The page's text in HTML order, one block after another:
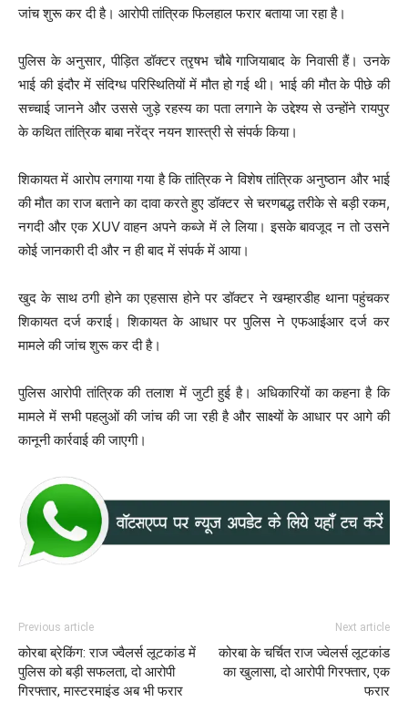
जांच शुरू कर दी है। आरोपी तांत्रिक फिलहाल फरार बताया जा रहा है।
पुलिस के अनुसार, पीड़ित डॉक्टर त्रृषभ चौबे गाजियाबाद के निवासी हैं। उनके
भाई की इंदौर में संदिग्ध परिस्थितियों में मौत हो गई थी। भाई की मौत के पीछे की
सच्चाई जानने और उससे जुड़े रहस्य का पता लगाने के उद्देश्य से उन्होंने रायपुर
के कथित तांत्रिक बाबा नरेंद्र नयन शास्त्री से संपर्क किया।
शिकायत में आरोप लगाया गया है कि तांत्रिक ने विशेष तांत्रिक अनुष्ठान और भाई
की मौत का राज बताने का दावा करते हुए डॉक्टर से चरणबद्ध तरीके से बड़ी रकम,
नगदी और एक XUV वाहन अपने कब्जे में ले लिया। इसके बावजूद न तो उसने
कोई जानकारी दी और न ही बाद में संपर्क में आया।
खुद के साथ ठगी होने का एहसास होने पर डॉक्टर ने खम्हारडीह थाना पहुंचकर
शिकायत दर्ज कराई। शिकायत के आधार पर पुलिस ने एफआईआर दर्ज कर
मामले की जांच शुरू कर दी है।
पुलिस आरोपी तांत्रिक की तलाश में जुटी हुई है। अधिकारियों का कहना है कि
मामले में सभी पहलुओं की जांच की जा रही है और साक्ष्यों के आधार पर आगे की
कानूनी कार्रवाई की जाएगी।
Previous article
कोरबा ब्रेकिंग: राज ज्वैलर्स लूटकांड में
पुलिस को बड़ी सफलता, दो आरोपी
गिरफ्तार, मास्टरमाइंड अब भी फरार
Next article
कोरबा के चर्चित राज ज्वेलर्स लूटकांड
का खुलासा, दो आरोपी गिरफ्तार, एक
फरार